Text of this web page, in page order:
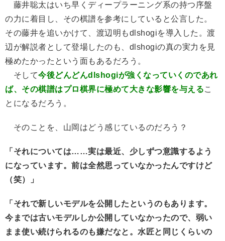
藤井聡太はいち早くディープラーニング系の持つ序盤
の力に着目し、その棋譜を参考にしていると公言した。
その藤井を追いかけて、渡辺明もdlshogiを導入した。渡
辺が解説者として登場したのも、dlshogiの真の実力を見
極めたかったという面もあるだろう。
そして今後どんどんdlshogiが強くなっていくのであれ
ば、その棋譜はプロ棋界に極めて大きな影響を与えるこ
とになるだろう。
そのことを、山岡はどう感じているのだろう？
「それについては……実は最近、少しずつ意識するよう
になっています。前は全然思っていなかったんですけど
（笑）」
「それで新しいモデルを公開したというのもあります。
今までは古いモデルしか公開していなかったので、弱い
まま使い続けられるのも嫌だなと。水匠と同じくらいの